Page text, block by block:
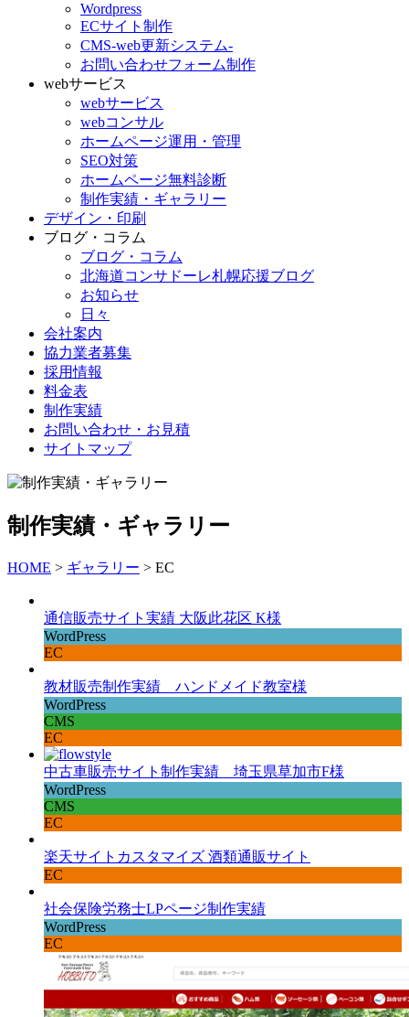
Wordpress
ECサイト制作
CMS-web更新システム-
お問い合わせフォーム制作
webサービス
webサービス
webコンサル
ホームページ運用・管理
SEO対策
ホームページ無料診断
制作実績・ギャラリー
デザイン・印刷
ブログ・コラム
ブログ・コラム
北海道コンサドーレ札幌応援ブログ
お知らせ
日々
会社案内
協力業者募集
採用情報
料金表
制作実績
お問い合わせ・お見積
サイトマップ
制作実績・ギャラリー
HOME > ギャラリー > EC
通信販売サイト実績 大阪此花区 K様
WordPress
EC
教材販売制作実績 ハンドメイド教室様
WordPress
CMS
EC
中古車販売サイト制作実績 埼玉県草加市F様
WordPress
CMS
EC
楽天サイトカスタマイズ 酒類通販サイト
EC
社会保険労務士LPページ制作実績
WordPress
EC